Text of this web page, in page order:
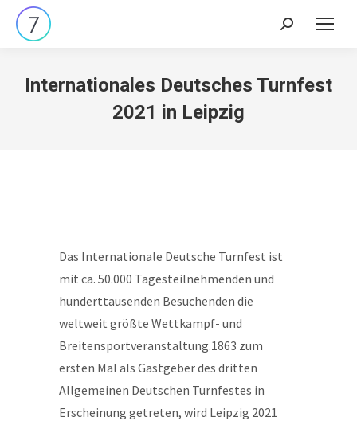
Search:
Internationales Deutsches Turnfest
2021 in Leipzig
Das Internationale Deutsche Turnfest ist
mit ca. 50.000 Tagesteilnehmenden und
hunderttausenden Besuchenden die
weltweit größte Wettkampf- und
Breitensportveranstaltung.1863 zum
ersten Mal als Gastgeber des dritten
Allgemeinen Deutschen Turnfestes in
Erscheinung getreten, wird Leipzig 2021